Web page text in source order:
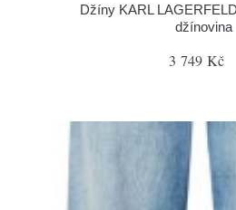
Džíny KARL
džínovina
3 749 Kč